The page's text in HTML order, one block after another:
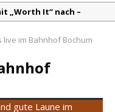
„Worth It“ nach –
den ständigen
zu den größten Hits
live im Bahnhof Bochum
gute Laune im